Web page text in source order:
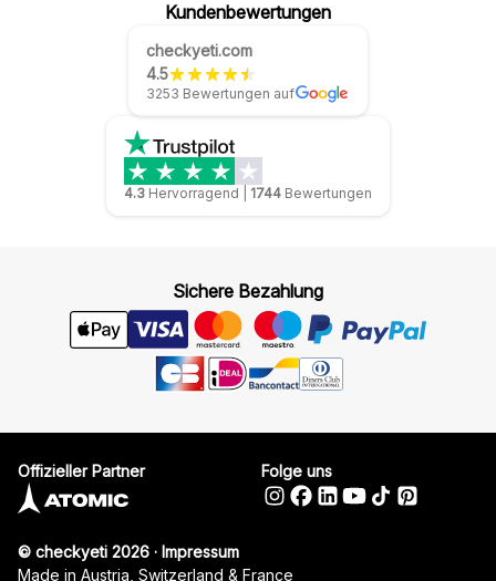
Kundenbewertungen
checkyeti.com
4.5
3253 Bewertungen auf
4.3 Hervorragend 1744 Bewertungen
Sichere Bezahlung
© checkyeti 2026 · Impressum
Made in Austria, Switzerland & France
Offizieller Partner Folge uns